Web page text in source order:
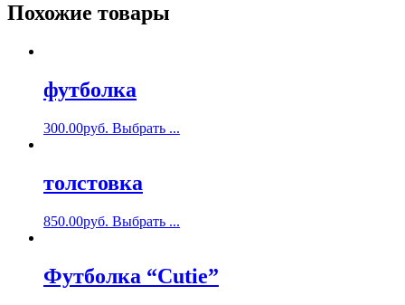
Похожие товары
футболка
300.00руб. Выбрать ...
толстовка
850.00руб. Выбрать ...
Футболка “Cutie”